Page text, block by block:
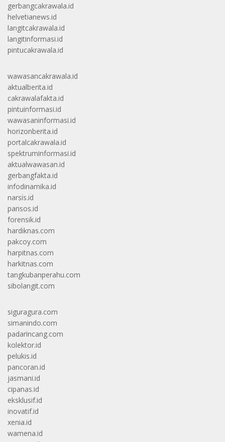
gerbangcakrawala.id
helvetianews.id
langitcakrawala.id
langitinformasi.id
pintucakrawala.id
wawasancakrawala.id
aktualberita.id
cakrawalafakta.id
pintuinformasi.id
wawasaninformasi.id
horizonberita.id
portalcakrawala.id
spektruminformasi.id
aktualwawasan.id
gerbangfakta.id
infodinamika.id
narsis.id
pansos.id
forensik.id
hardiknas.com
pakcoy.com
harpitnas.com
harkitnas.com
tangkubanperahu.com
sibolangit.com
siguragura.com
simanindo.com
padarincang.com
kolektor.id
pelukis.id
pancoran.id
jasmani.id
cipanas.id
eksklusif.id
inovatif.id
xenia.id
wamena.id